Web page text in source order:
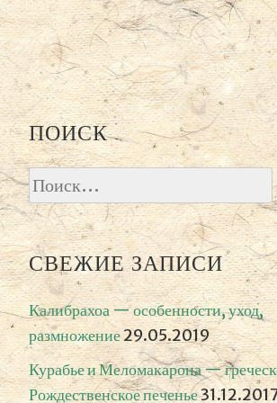
ПОИСК
Найти:
СВЕЖИЕ ЗАПИСИ
Калибрахоа — особенности, уход,
размножение29.05.2019
Курабье и Меломакарона —
Рождественское печенье